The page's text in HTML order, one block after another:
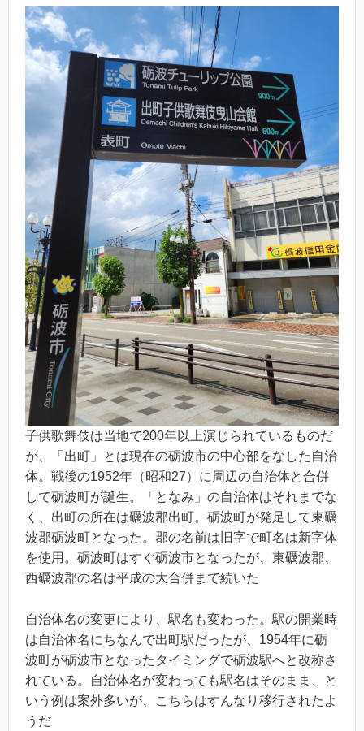
子供歌舞伎は当地で200年以上演じられているものだ
が、「出町」とは現在の砺波市の中心部をなした自治
体。戦後の1952年（昭和27）に周辺の自治体と合併
して砺波町が誕生。「となみ」の自治体はそれまでな
く、出町の所在は礪波郡出町。砺波町が発足して東礪
波郡砺波町となった。郡の名前は旧字で町名は新字体
を使用。砺波町はすぐ砺波市となったが、東礪波郡、
西礪波郡の名は平成の大合併まで続いた
自治体名の変更により、駅名も変わった。駅の開業時
は自治体名にちなんで出町駅だったが、1954年に砺
波町が砺波市となったタイミングで砺波駅へと改称さ
れている。自治体名が変わっても駅名はそのまま、と
いう例は案外多いが、こちらはすんなり移行されたよ
うだ